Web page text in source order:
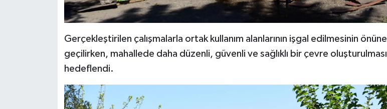
Gerçekleştirilen çalışmalarla ortak kullanım alanlarının işgal edilmesinin önüne
geçilirken, mahallede daha düzenli, güvenli ve sağlıklı bir çevre oluşturulması
hedeflendi.